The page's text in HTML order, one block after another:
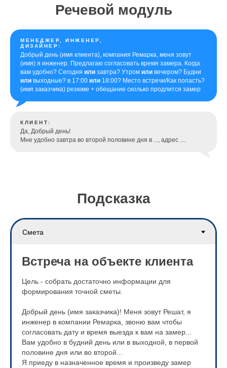
Речевой модуль
МЕНЕДЖЕР, ИНЖЕНЕР,
ДИЗАЙНЕР:
Добрый день (имя клиента), компания Ремарка, меня зовут
(имя) я инженер. Предлагаю согласовать время замера. Когда
вам удобно? Сегодня или завтра? Утром или вечером? Будни
или выходные? в 17:00 или 18:00? Место встречи/Как попасть?
(имя заказчика) резюме + обещание сколько продлится замер
КЛИЕНТ:
Да, Добрый день!
Мне удобно завтра во второй половине дня в ..., адрес ....
Подсказка
Встреча на объекте клиента
Цель - собрать достаточно информации для
формирования точной сметы.
Добрый день (имя заказчика)! Меня зовут Решат, я
инженер в компании Ремарка, звоню вам чтобы
согласовать дату и время выезда к вам на замер...
Вам удобно в будний день или в выходной, в первой
половине дня или во второй...
Я приеду в назначенное время и произведу замер